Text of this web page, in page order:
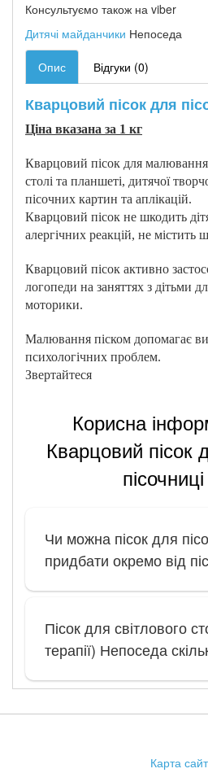
Консультуємо також на viber
Дитячі майданчики Непоседа
Опис Відгуки (0)
Кварцовий пісок для
Ціна вказана за 1 кг
Кварцовий пісок для
столі та планшеті, дитячої
пісочних картин та аплікацій.
Кварцовий пісок не шкодить
алергічних реакцій, не містить
Кварцовий пісок активно
логопеди на заняттях з дітьми
моторики.
Малювання піском допомагає
психологічних проблем.
Звертайтеся
Корисна
Кварцовий пісок
Чи можна пісок для
придбати окремо від
Пісок для світлового
терапії) Непоседа
Карта